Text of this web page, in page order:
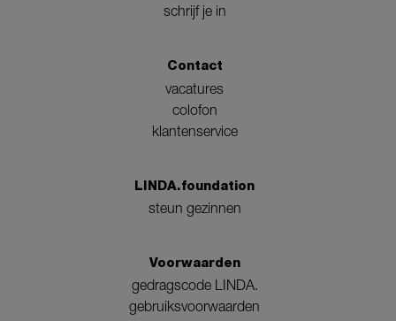
schrijf je in
Contact
vacatures
colofon
klantenservice
LINDA.foundation
steun gezinnen
Voorwaarden
gedragscode LINDA.
gebruiksvoorwaarden